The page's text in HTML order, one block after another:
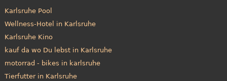
Karlsruhe Pool
Wellness-Hotel in Karlsruhe
Karlsruhe Kino
kauf da wo Du lebst in Karlsruhe
motorrad - bikes in karlsruhe
Tierfutter in Karlsruhe